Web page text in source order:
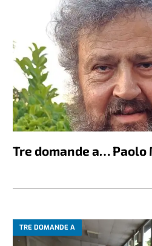
Tre domande a… Paolo
TRE DOMANDE A